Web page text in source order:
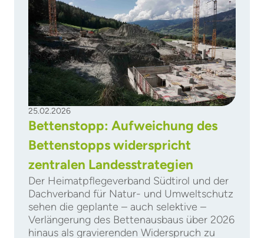
25.02.2026
Bettenstopp: Aufweichung des
Bettenstopps widerspricht
zentralen Landesstrategien
Der Heimatpflegeverband Südtirol und der
Dachverband für Natur- und Umweltschutz
sehen die geplante – auch selektive –
Verlängerung des Bettenausbaus über 2026
hinaus als gravierenden Widerspruch zu